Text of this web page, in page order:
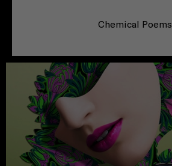
Chemical Poems